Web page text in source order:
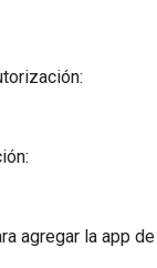
agregar la app